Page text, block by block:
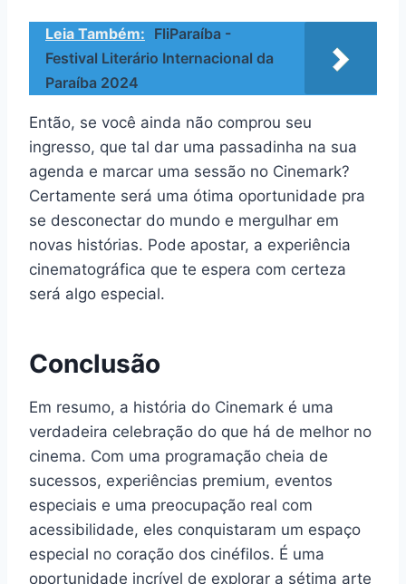
Leia Também: FliParaíba -
Festival Literário Internacional da
Paraíba 2024
Então, se você ainda não comprou seu
ingresso, que tal dar uma passadinha na sua
agenda e marcar uma sessão no Cinemark?
Certamente será uma ótima oportunidade pra
se desconectar do mundo e mergulhar em
novas histórias. Pode apostar, a experiência
cinematográfica que te espera com certeza
será algo especial.
Conclusão
Em resumo, a história do Cinemark é uma
verdadeira celebração do que há de melhor no
cinema. Com uma programação cheia de
sucessos, experiências premium, eventos
especiais e uma preocupação real com
acessibilidade, eles conquistaram um espaço
especial no coração dos cinéfilos. É uma
oportunidade incrível de explorar a sétima arte